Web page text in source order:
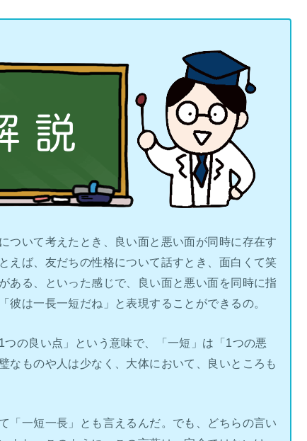
ついて考えたとき、良い面と悪い面が同時に存在す
えば、友だちの性格について話すとき、面白くて笑
ある、といった感じで、良い面と悪い面を同時に指
は一長一短だね」と表現することができるの。
の良い点」という意味で、「一短」は「1つの悪
なものや人は少なく、大体において、良いところも
「一短一長」とも言えるんだ。でも、どちらの言い